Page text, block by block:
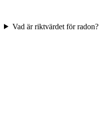
Vad är riktvärdet för radon?